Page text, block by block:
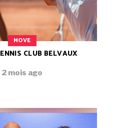
MOVE
CLUB BELVAUX
2 mois ago